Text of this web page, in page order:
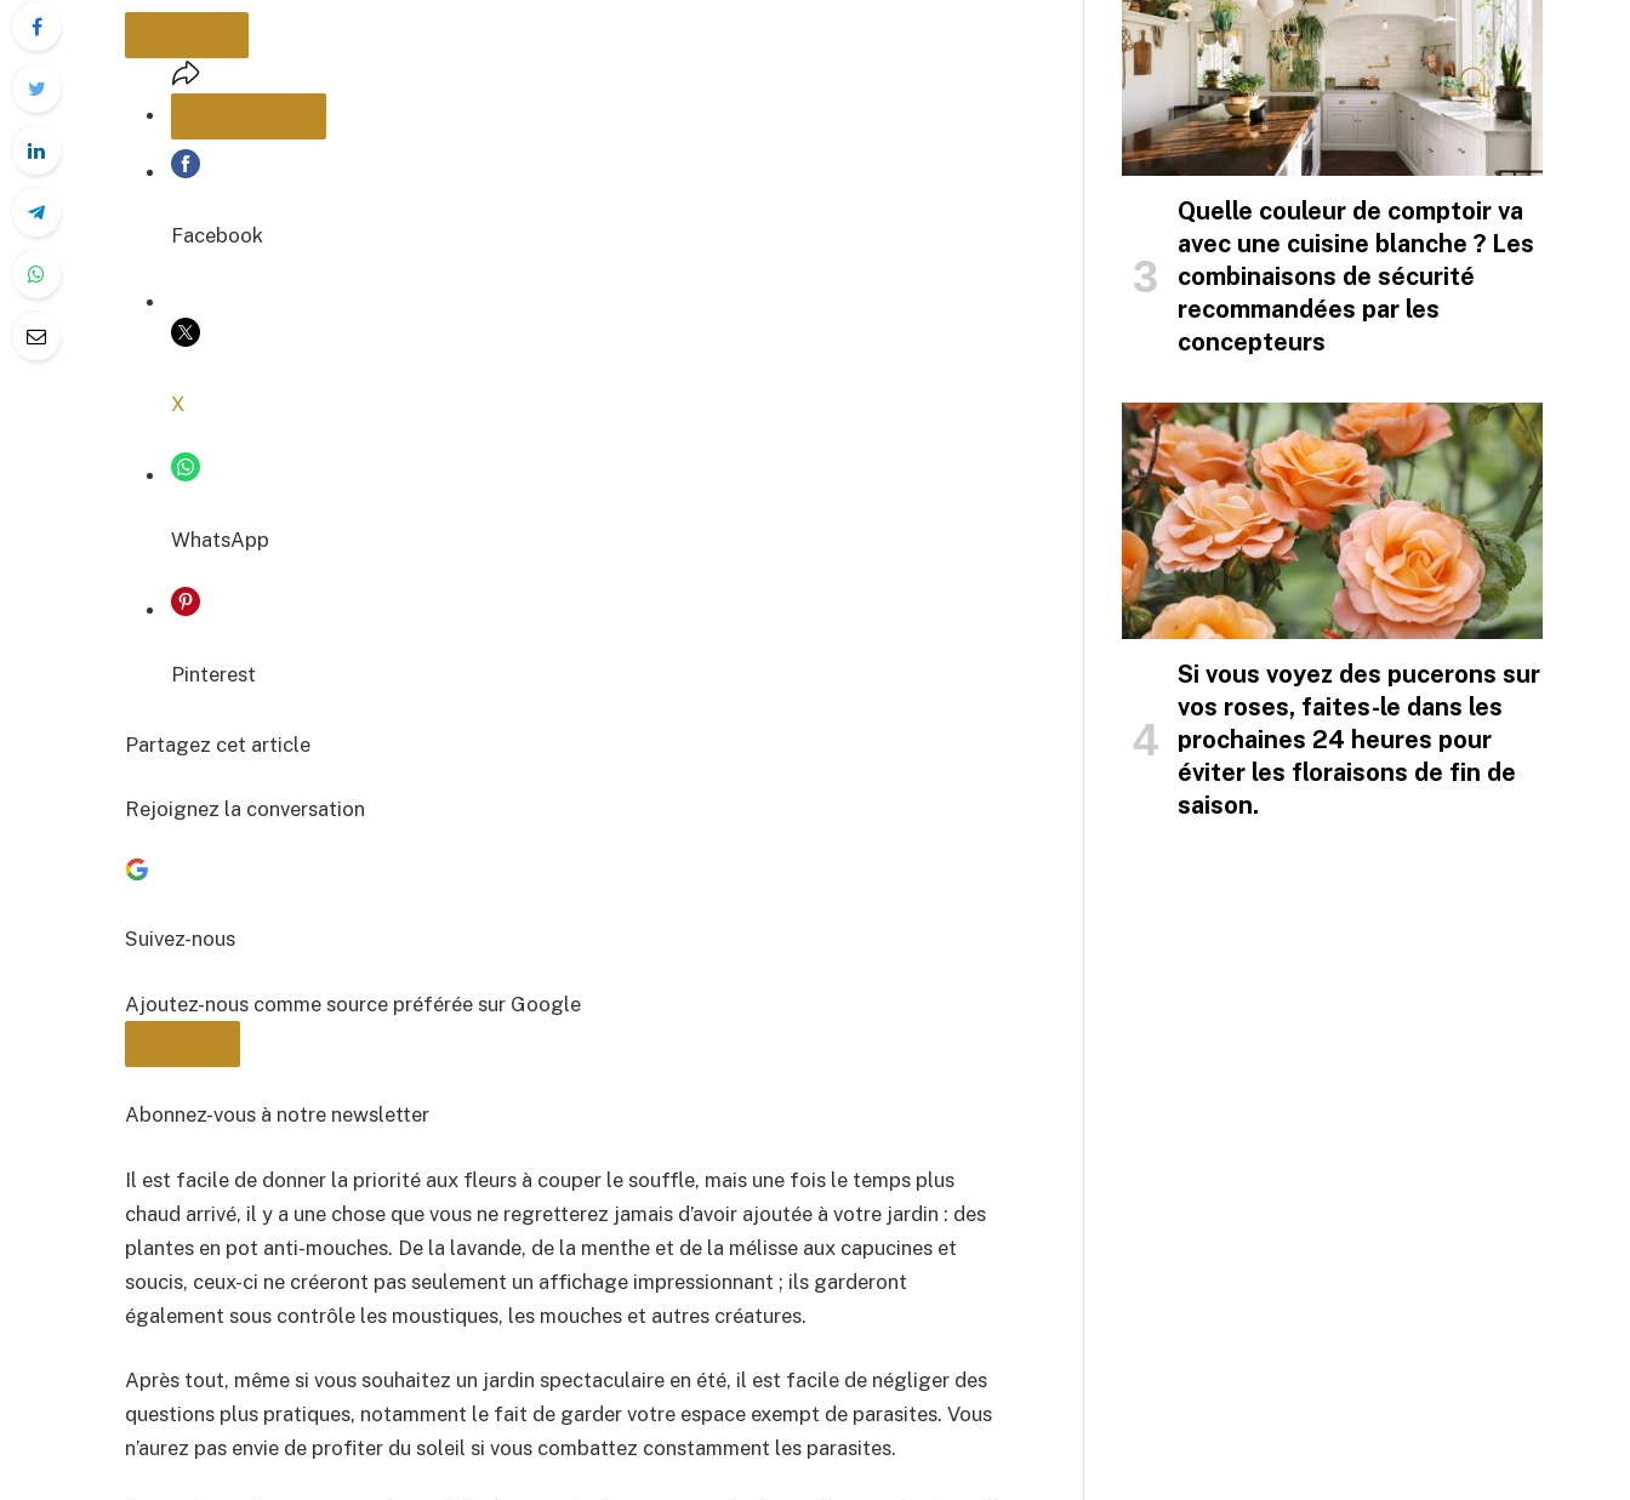
PARTAGER
COPIER LE LIEN
Facebook
X
WhatsApp
Pinterest
Partagez cet article
Rejoignez la conversation
Suivez-nous
Ajoutez-nous comme source préférée sur Google
BULLETIN
Abonnez-vous à notre newsletter
Il est facile de donner la priorité aux fleurs à couper le souffle, mais une fois le temps plus
chaud arrivé, il y a une chose que vous ne regretterez jamais d’avoir ajoutée à votre jardin : des
plantes en pot anti-mouches. De la lavande, de la menthe et de la mélisse aux capucines et
soucis, ceux-ci ne créeront pas seulement un affichage impressionnant ; ils garderont
également sous contrôle les moustiques, les mouches et autres créatures.
Après tout, même si vous souhaitez un jardin spectaculaire en été, il est facile de négliger des
questions plus pratiques, notamment le fait de garder votre espace exempt de parasites. Vous
n’aurez pas envie de profiter du soleil si vous combattez constamment les parasites.
Quelle couleur de comptoir va
avec une cuisine blanche ? Les
combinaisons de sécurité
recommandées par les
concepteurs
Si vous voyez des pucerons sur
vos roses, faites-le dans les
prochaines 24 heures pour
éviter les floraisons de fin de
saison.